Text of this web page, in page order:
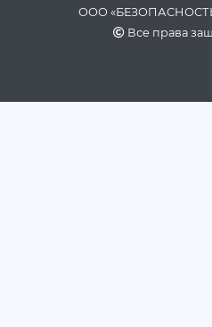
ООО
Все права